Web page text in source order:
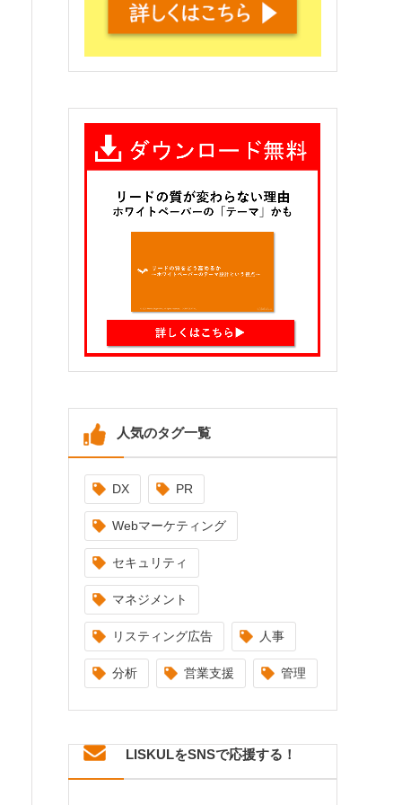
人気のタグ一覧
DX PR
Webマーケティング
セキュリティ
マネジメント
リスティング広告 人事
分析 営業支援 管理
LISKULをSNSで応援する！